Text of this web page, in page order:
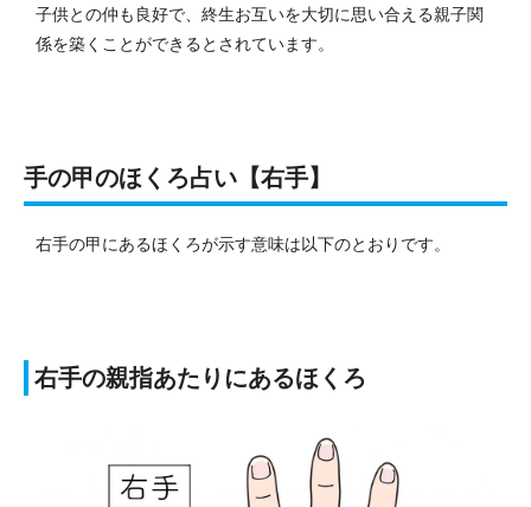
子供との仲も良好で、終生お互いを大切に思い合える親子関
係を築くことができるとされています。
手の甲のほくろ占い【右手】
右手の甲にあるほくろが示す意味は以下のとおりです。
右手の親指あたりにあるほくろ